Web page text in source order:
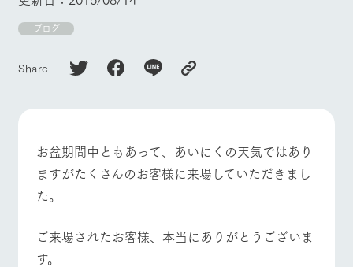
や牧場の天気、
施設・体験情報
フラワー
ガーデン
りを存分に味わ
う
動物とふ
れあう
なかで動物とふ
れあう
アクティ
ビティ／
体験
ど、楽しみなが
ら学べる様々な
牧場に行く
私たちの取り組み
ArkFarm Wedding
お知らせ
ブログ
お問い合わせ・資料請求
牧場トップ 今日の牧場 牧場の楽しみ方
ブログ
Share
お盆期間中ともあって、あいにくの天気ではあり
ますがたくさんのお客様に来場していただきまし
た。
ご来場されたお客様、本当にありがとうございま
す。